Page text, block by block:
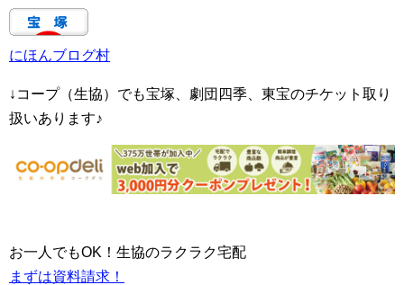
にほんブログ村
↓コープ（生協）でも宝塚、劇団四季、東宝のチケット取り
扱いあります♪
お一人でもOK！生協のラクラク宅配
まずは資料請求！